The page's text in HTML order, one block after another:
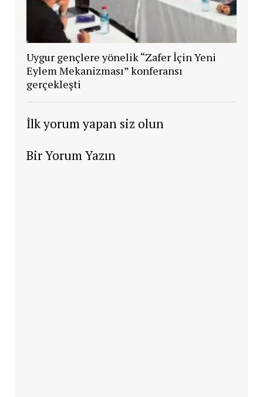
Uygur gençlere yönelik “Zafer İçin Yeni
Eylem Mekanizması” konferansı
gerçekleşti
İlk yorum yapan siz olun
Bir Yorum Yazın